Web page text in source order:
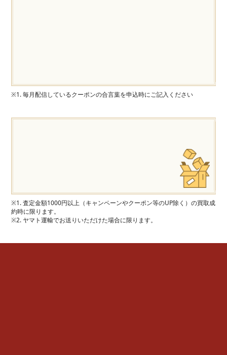
※1. 毎月配信しているクーポンの合言葉を申込時にご記入ください
※1. 査定金額1000円以上（キャンペーンやクーポン等のUP除く）の買取成
約時に限ります。
※2. ヤマト運輸でお送りいただけた場合に限ります。